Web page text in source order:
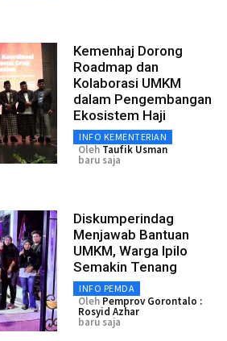
Kemenhaj Dorong
Roadmap dan
Kolaborasi UMKM
dalam Pengembangan
Ekosistem Haji
INFO KEMENTERIAN
Oleh Taufik Usman
baru saja
Diskumperindag
Menjawab Bantuan
UMKM, Warga Ipilo
Semakin Tenang
INFO PEMDA
Oleh Pemprov Gorontalo :
Rosyid Azhar
baru saja